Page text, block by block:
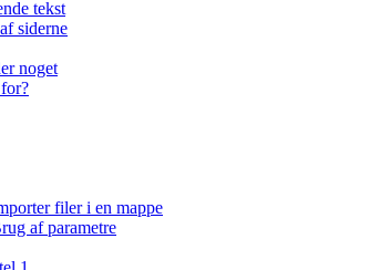
tekst
siderne
noget
filer i en mappe
af parametre